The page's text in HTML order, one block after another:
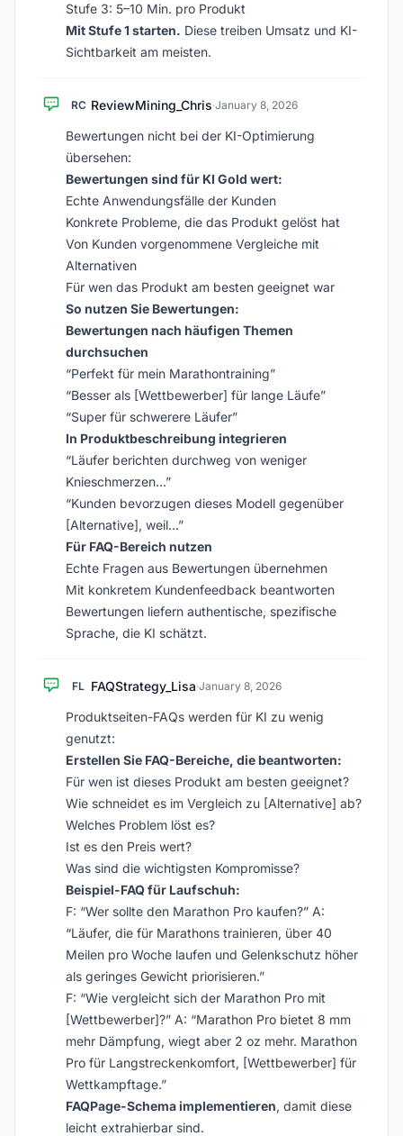
Stufe 3: 5–10 Min. pro Produkt
Mit Stufe 1 starten. Diese treiben Umsatz und KI-
Sichtbarkeit am meisten.
RC ReviewMining_Chris·January 8, 2026
Bewertungen nicht bei der KI-Optimierung
übersehen:
Bewertungen sind für KI Gold wert:
Echte Anwendungsfälle der Kunden
Konkrete Probleme, die das Produkt gelöst hat
Von Kunden vorgenommene Vergleiche mit
Alternativen
Für wen das Produkt am besten geeignet war
So nutzen Sie Bewertungen:
Bewertungen nach häufigen Themen
durchsuchen
“Perfekt für mein Marathontraining”
“Besser als [Wettbewerber] für lange Läufe”
“Super für schwerere Läufer”
In Produktbeschreibung integrieren
“Läufer berichten durchweg von weniger
Knieschmerzen…”
“Kunden bevorzugen dieses Modell gegenüber
[Alternative], weil…”
Für FAQ-Bereich nutzen
Echte Fragen aus Bewertungen übernehmen
Mit konkretem Kundenfeedback beantworten
Bewertungen liefern authentische, spezifische
Sprache, die KI schätzt.
FL FAQStrategy_Lisa·January 8, 2026
Produktseiten-FAQs werden für KI zu wenig
genutzt:
Erstellen Sie FAQ-Bereiche, die beantworten:
Für wen ist dieses Produkt am besten geeignet?
Wie schneidet es im Vergleich zu [Alternative] ab?
Welches Problem löst es?
Ist es den Preis wert?
Was sind die wichtigsten Kompromisse?
Beispiel-FAQ für Laufschuh:
F: “Wer sollte den Marathon Pro kaufen?” A:
“Läufer, die für Marathons trainieren, über 40
Meilen pro Woche laufen und Gelenkschutz höher
als geringes Gewicht priorisieren.”
F: “Wie vergleicht sich der Marathon Pro mit
[Wettbewerber]?” A: “Marathon Pro bietet 8 mm
mehr Dämpfung, wiegt aber 2 oz mehr. Marathon
Pro für Langstreckenkomfort, [Wettbewerber] für
Wettkampftage.”
FAQPage-Schema implementieren, damit diese
leicht extrahierbar sind.